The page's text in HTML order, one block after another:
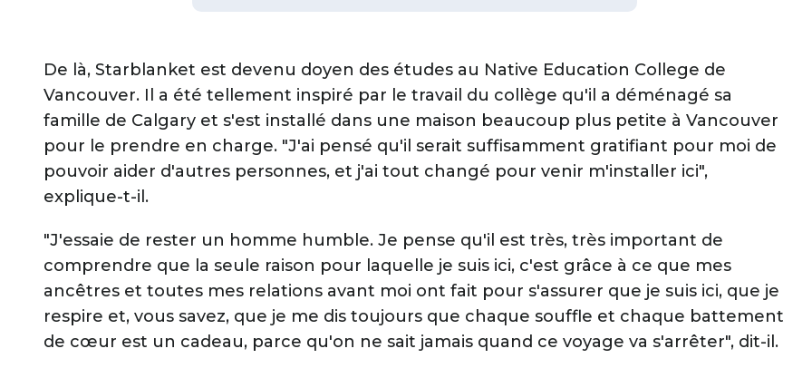
De là, Starblanket est devenu doyen des études au Native Education College de
Vancouver. Il a été tellement inspiré par le travail du collège qu'il a déménagé sa
famille de Calgary et s'est installé dans une maison beaucoup plus petite à Vancouver
pour le prendre en charge. "J'ai pensé qu'il serait suffisamment gratifiant pour moi de
pouvoir aider d'autres personnes, et j'ai tout changé pour venir m'installer ici",
explique-t-il.
"J'essaie de rester un homme humble. Je pense qu'il est très, très important de
comprendre que la seule raison pour laquelle je suis ici, c'est grâce à ce que mes
ancêtres et toutes mes relations avant moi ont fait pour s'assurer que je suis ici, que je
respire et, vous savez, que je me dis toujours que chaque souffle et chaque battement
de cœur est un cadeau, parce qu'on ne sait jamais quand ce voyage va s'arrêter", dit-il.